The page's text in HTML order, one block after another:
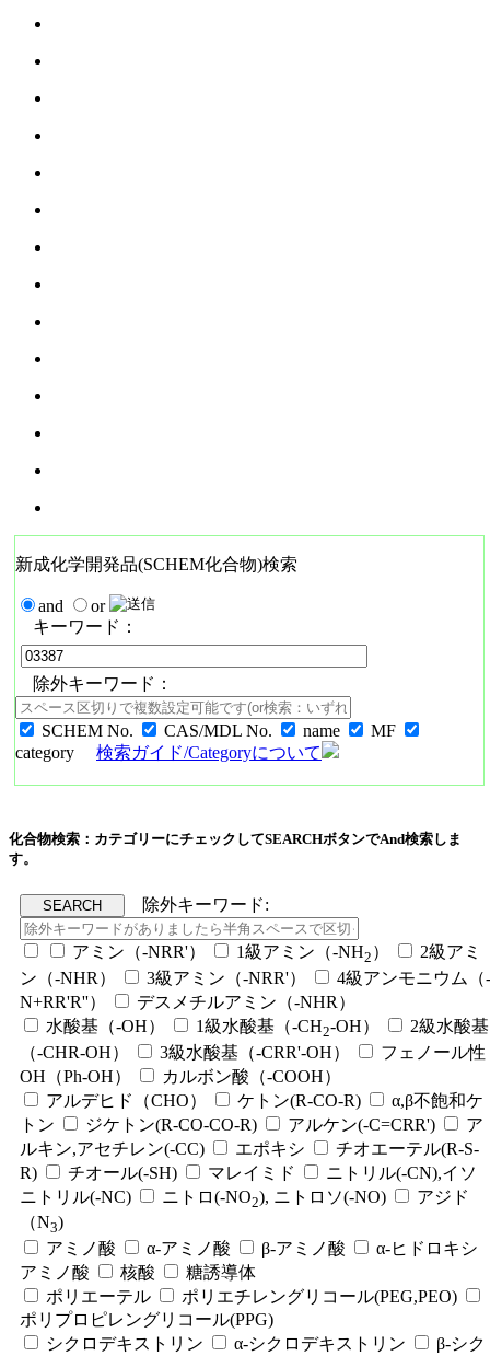
新成化学開発品(SCHEM化合物)検索
and
or
キーワード：
除外キーワード：
SCHEM No. CAS/MDL No. name
MF
category
検索ガイド/Categoryについて
化合物検索：カテゴリーにチェックしてSEARCHボタンでAnd検索しま
す。
除外キーワード:
アミン（-NRR'） 1級アミン（-NH2 ）
2級アミ
ン（-NHR）
3級アミン（-NRR'）
4級アンモニウム（-
N+RR'R''）
デスメチルアミン（-NHR）
水酸基（-OH）
1級水酸基（-CH2-OH）
2級水酸基
（-CHR-OH）
3級水酸基（-CRR'-OH）
フェノール性
OH（Ph-OH）
カルボン酸（-COOH）
アルデヒド（CHO）
ケトン(R-CO-R)
α,β不飽和ケ
トン
ジケトン(R-CO-CO-R) アルケン(-C=CRR')
ア
ルキン,アセチレン(-CC)
エポキシ
チオエーテル(R-S-
R)
チオール(-SH) マレイミド
ニトリル(-CN),イソ
ニトリル(-NC)
ニトロ(-NO2), ニトロソ(-NO)
アジド
（N3)
アミノ酸
α-アミノ酸 β-アミノ酸
α-ヒドロキシ
アミノ酸
核酸
糖誘導体
ポリエーテル
ポリエチレングリコール(PEG,PEO)
ポリプロピレングリコール(PPG)
シクロデキストリン
α-シクロデキストリン β-シク